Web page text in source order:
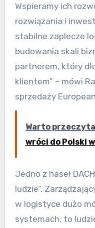
Wspieramy ich
rozwiązania i
stabilne zaplecze
budowania skali
partnerem, który
klientem” – mówi
sprzedaży
Warto
wróci do Polski
Jedno z haseł
ludzie”.
w logistyce dużo
systemach, to